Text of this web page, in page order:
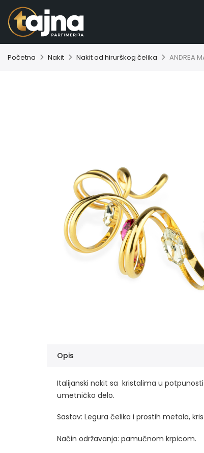
Početna Nakit Nakit od hirurškog čelika ANDREA
Opis
Italijanski nakit sa kristalima u
umetničko delo.
Sastav: Legura čelika i prostih metala,
Način održavanja: pamučnom krpicom.